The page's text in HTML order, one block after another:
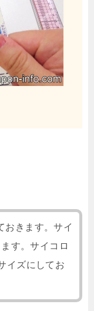
おきます。サイ
す。サイコロ
イズにしてお